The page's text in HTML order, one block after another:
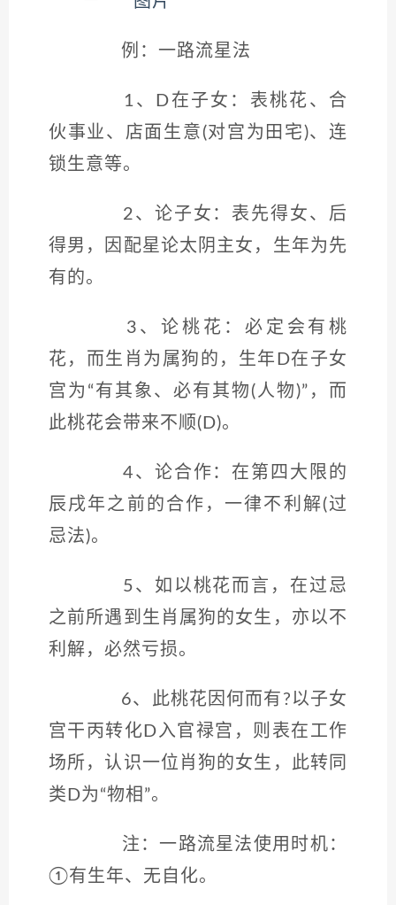
例：一路流星法
1、D在子女：表桃花、合
伙事业、店面生意(对宫为田宅)、连
锁生意等。
2、论子女：表先得女、后
得男，因配星论太阴主女，生年为先
有的。
3、论桃花：必定会有桃
花，而生肖为属狗的，生年D在子女
宫为“有其象、必有其物(人物)”，而
此桃花会带来不顺(D)。
4、论合作：在第四大限的
辰戌年之前的合作，一律不利解(过
忌法)。
5、如以桃花而言，在过忌
之前所遇到生肖属狗的女生，亦以不
利解，必然亏损。
6、此桃花因何而有?以子女
宫干丙转化D入官禄宫，则表在工作
场所，认识一位肖狗的女生，此转同
类D为“物相”。
注：一路流星法使用时机：
①有生年、无自化。